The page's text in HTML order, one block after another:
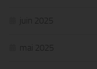
juin 2025
mai 2025